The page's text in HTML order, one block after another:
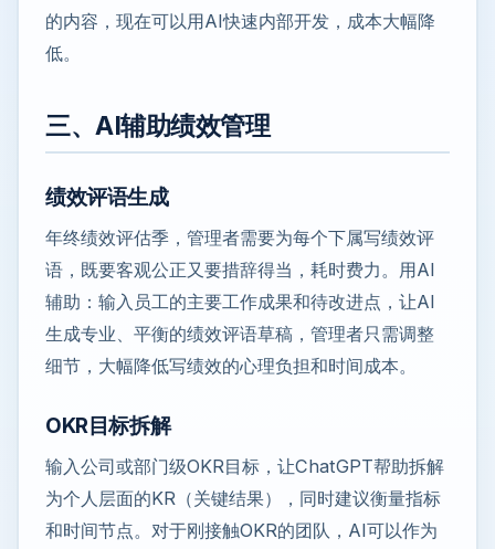
的内容，现在可以用AI快速内部开发，成本大幅降
低。
三、AI辅助绩效管理
绩效评语生成
年终绩效评估季，管理者需要为每个下属写绩效评
语，既要客观公正又要措辞得当，耗时费力。用AI
辅助：输入员工的主要工作成果和待改进点，让AI
生成专业、平衡的绩效评语草稿，管理者只需调整
细节，大幅降低写绩效的心理负担和时间成本。
OKR目标拆解
输入公司或部门级OKR目标，让ChatGPT帮助拆解
为个人层面的KR（关键结果），同时建议衡量指标
和时间节点。对于刚接触OKR的团队，AI可以作为